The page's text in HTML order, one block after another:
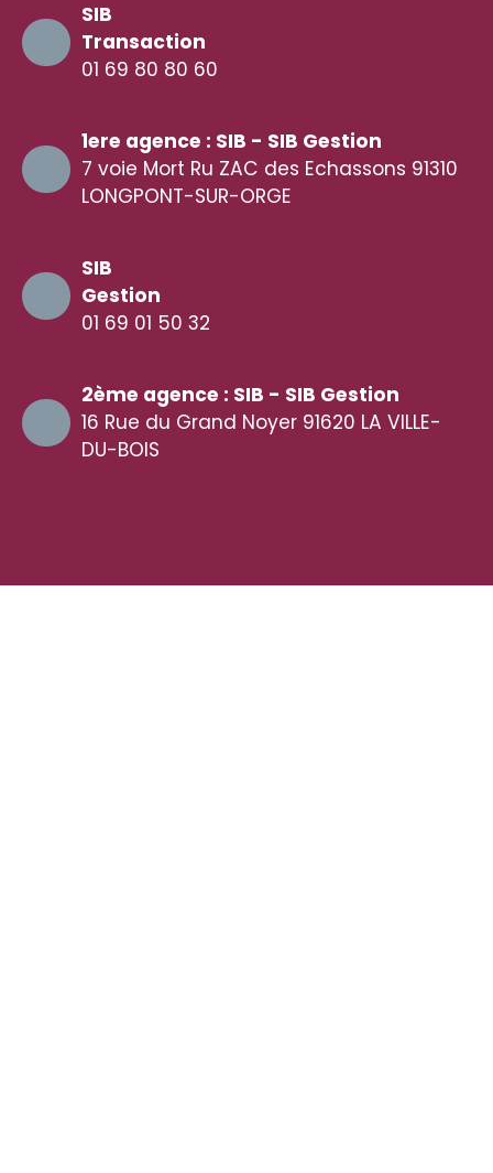
SIB
Transaction
01 69 80 80 60
1ere agence : SIB - SIB Gestion
7 voie Mort Ru ZAC des Echassons 91310
LONGPONT-SUR-ORGE
SIB
Gestion
01 69 01 50 32
2ème agence : SIB - SIB Gestion
16 Rue du Grand Noyer 91620 LA VILLE-
DU-BOIS